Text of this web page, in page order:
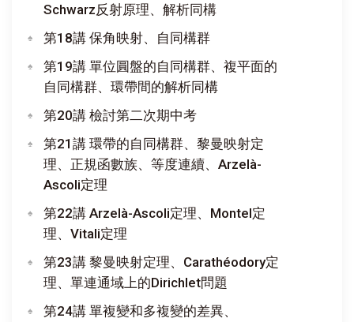
Schwarz反射原理、解析同構
第18講 保角映射、自同構群
第19講 單位圓盤的自同構群、複平面的
自同構群、環帶間的解析同構
第20講 檢討第二次期中考
第21講 環帶的自同構群、黎曼映射定
理、正規函數族、等度連續、Arzelà-
Ascoli定理
第22講 Arzelà-Ascoli定理、Montel定
理、Vitali定理
第23講 黎曼映射定理、Carathéodory定
理、單連通域上的Dirichlet問題
第24講 單複變和多複變的差異、